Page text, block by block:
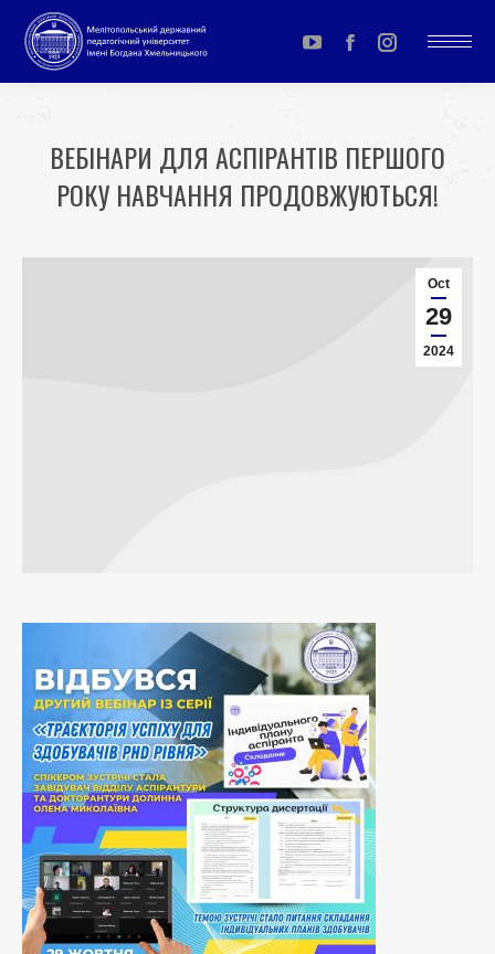
YouTube
page
in
new
Facebook
page
in
new
Instagram
page
in
new
ВЕБІНАРИ ДЛЯ АСПІРАНТІВ ПЕРШОГО
РОКУ НАВЧАННЯ ПРОДОВЖУЮТЬСЯ!
Oct
29
2024